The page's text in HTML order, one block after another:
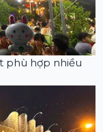
phù hợp nhiều